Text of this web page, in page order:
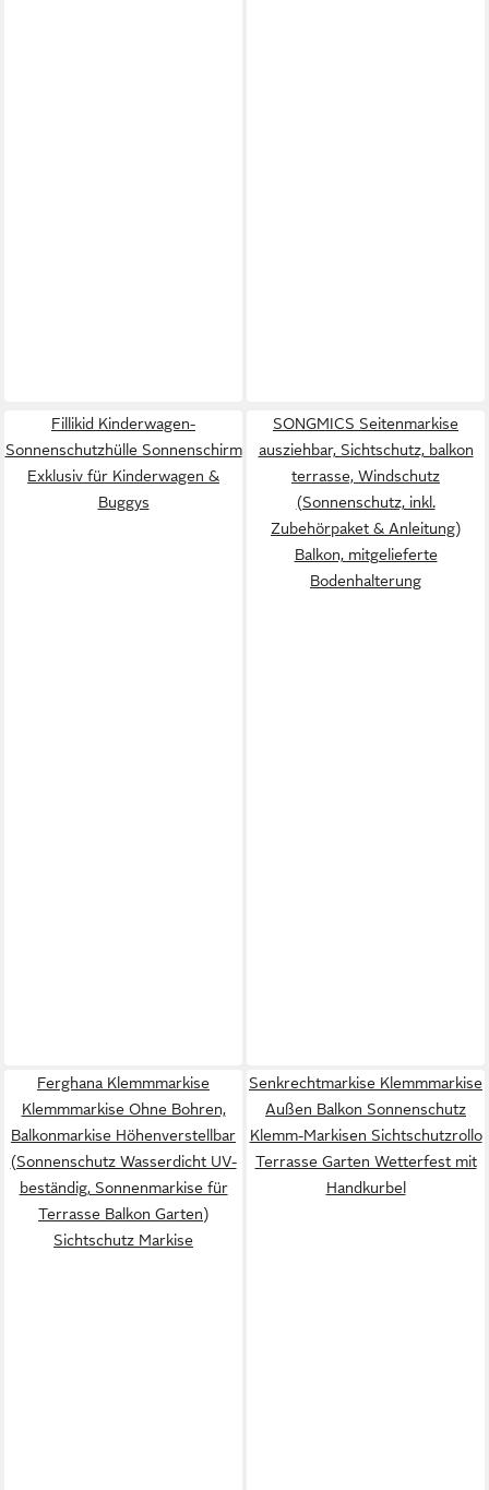
Fillikid Kinderwagen-
Sonnenschutzhülle Sonnenschirm
Exklusiv für Kinderwagen &
Buggys
SONGMICS Seitenmarkise
ausziehbar, Sichtschutz, balkon
terrasse, Windschutz
(Sonnenschutz, inkl.
Zubehörpaket & Anleitung)
Balkon, mitgelieferte
Bodenhalterung
Ferghana Klemmmarkise
Klemmmarkise Ohne Bohren,
Balkonmarkise Höhenverstellbar
(Sonnenschutz Wasserdicht UV-
beständig, Sonnenmarkise für
Terrasse Balkon Garten)
Sichtschutz Markise
Senkrechtmarkise Klemmmarkise
Außen Balkon Sonnenschutz
Klemm-Markisen Sichtschutzrollo
Terrasse Garten Wetterfest mit
Handkurbel